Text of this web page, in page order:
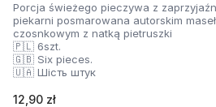
Porcja świeżego pieczywa z
piekarni posmarowana autorskim
czosnkowym z natką pietruszki
🇵🇱 6szt.
🇬🇧 Six pieces.
🇺🇦 Шість штук
12,90 zł